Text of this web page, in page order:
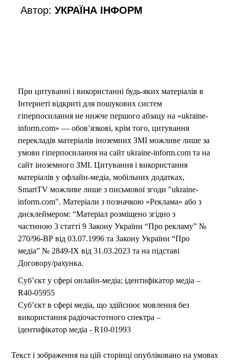
Автор:УКРАЇНА ІНФОРМ
При цитуванні і використанні будь-яких матеріалів в
Інтернеті відкриті для пошукових систем
гіперпосилання не нижче першого абзацу на «ukraine-
inform.com» — обов’язкові, крім того, цитування
перекладів матеріалів іноземних ЗМІ можливе лише за
умови гіперпосилання на сайт ukraine-inform.com та на
сайт іноземного ЗМІ. Цитування і використання
матеріалів у офлайн-медіа, мобільних додатках,
SmartTV можливе лише з письмової згоди "ukraine-
inform.com". Матеріали з позначкою «Реклама» або з
дисклеймером: “Матеріал розміщено згідно з
частиною 3 статті 9 Закону України “Про рекламу” №
270/96-ВР від 03.07.1996 та Закону України “Про
медіа” № 2849-IX від 31.03.2023 та на підставі
Договору/рахунка.
Суб’єкт у сфері онлайн-медіа; ідентифікатор медіа –
R40-05955
Суб’єкт в сфері медіа, що здійснює мовлення без
використання радіочастотного спектра –
ідентифікатор медіа - R10-01993
Текст і зображення на цій сторінці опубліковано на умовах